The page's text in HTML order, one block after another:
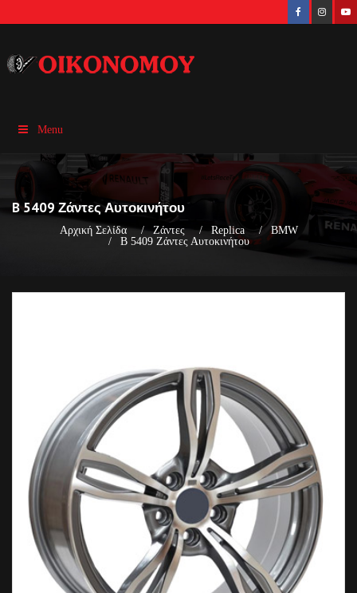
Menu
B 5409 Ζάντες Αυτοκινήτου
Αρχική Σελίδα Ζάντες Replica
BMW
B 5409 Ζάντες Αυτοκινήτου